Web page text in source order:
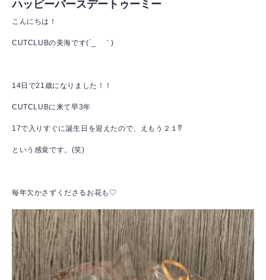
ハッピーバースデートゥーミー
こんにちは！
CUTCLUBの美海です(´_ゝ｀)
14日で21歳になりました！！
CUTCLUBに来て早3年
17で入りすぐに誕生日を迎えたので、えもう２１⁉
という感覚です。(笑)
毎年欠かさずくださるお花も♡